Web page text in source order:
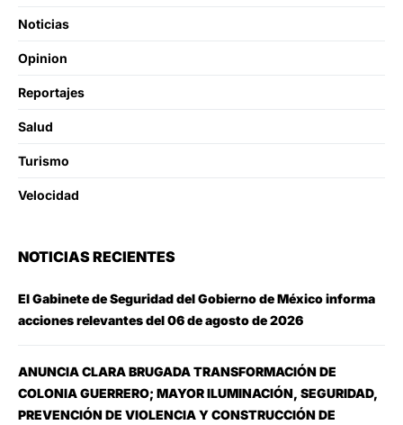
Noticias
Opinion
Reportajes
Salud
Turismo
Velocidad
NOTICIAS RECIENTES
El Gabinete de Seguridad del Gobierno de México informa
acciones relevantes del 06 de agosto de 2026
ANUNCIA CLARA BRUGADA TRANSFORMACIÓN DE
COLONIA GUERRERO; MAYOR ILUMINACIÓN, SEGURIDAD,
PREVENCIÓN DE VIOLENCIA Y CONSTRUCCIÓN DE